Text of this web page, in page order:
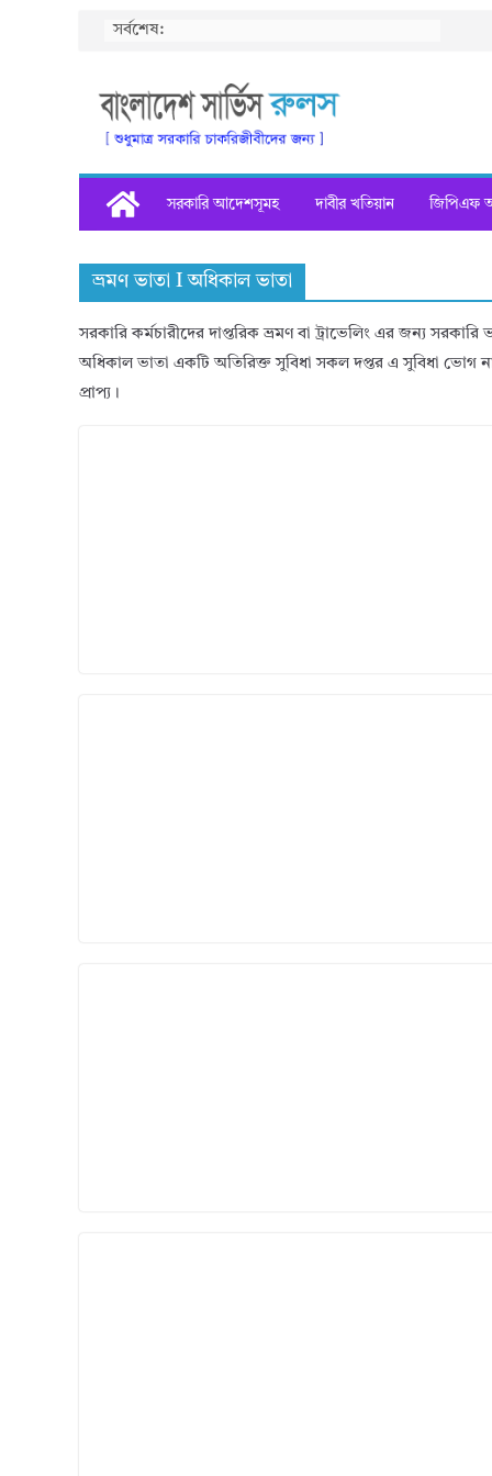
সর্বশেষ:
সরকারি আদেশসূমহ দাবীর খতিয়ান জিপিএফ
ভ্রমণ ভাতা I অধিকাল ভাতা
সরকারি কর্মচারীদের দাপ্তরিক ভ্রমণ বা ট্রাভেলিং এর জন্য
অধিকাল ভাতা একটি অতিরিক্ত সুবিধা সকল দপ্তর এ সুবিধা ভোগ
প্রাপ্য।